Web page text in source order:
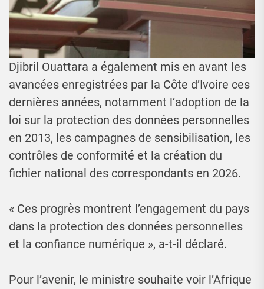
Djibril Ouattara a également mis en avant les
avancées enregistrées par la Côte d’Ivoire ces
dernières années, notamment l’adoption de la
loi sur la protection des données personnelles
en 2013, les campagnes de sensibilisation, les
contrôles de conformité et la création du
fichier national des correspondants en 2026.
« Ces progrès montrent l’engagement du pays
dans la protection des données personnelles
et la confiance numérique », a-t-il déclaré.
Pour l’avenir, le ministre souhaite voir l’Afrique